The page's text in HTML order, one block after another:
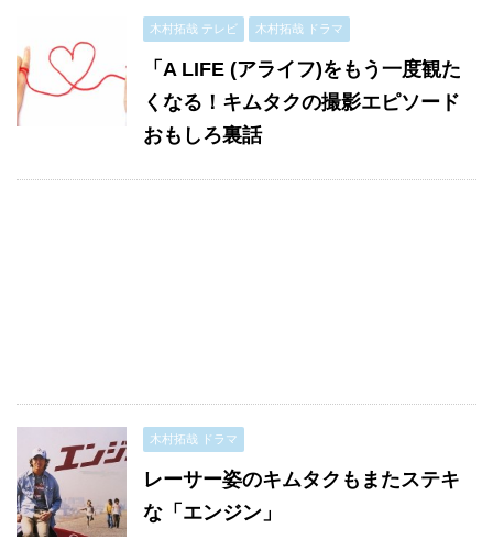
木村拓哉 テレビ 木村拓哉 ドラマ
「A LIFE (アライフ)をもう一度観た
くなる！キムタクの撮影エピソード
おもしろ裏話
木村拓哉 ドラマ
レーサー姿のキムタクもまたステキ
な「エンジン」